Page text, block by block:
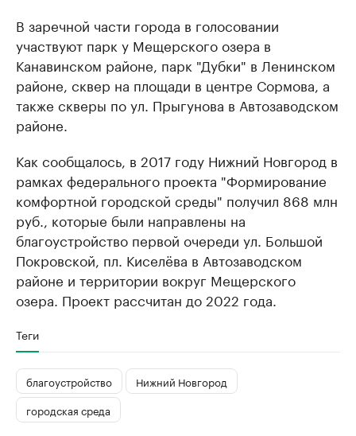
В заречной части города в голосовании
участвуют парк у Мещерского озера в
Канавинском районе, парк "Дубки" в Ленинском
районе, сквер на площади в центре Сормова, а
также скверы по ул. Прыгунова в Автозаводском
районе.
Как сообщалось, в 2017 году Нижний Новгород в
рамках федерального проекта "Формирование
комфортной городской среды" получил 868 млн
руб., которые были направлены на
благоустройство первой очереди ул. Большой
Покровской, пл. Киселёва в Автозаводском
районе и территории вокруг Мещерского
озера. Проект рассчитан до 2022 года.
Теги
благоустройство
Нижний Новгород
городская среда